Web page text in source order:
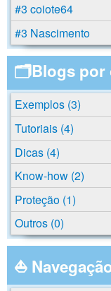
#3 coiote64
#3 Nascimento
🗂️Blogs por
Exemplos (3)
Tutoriais (4)
Dicas (4)
Know-how (2)
Proteção (1)
Outros (0)
⛵